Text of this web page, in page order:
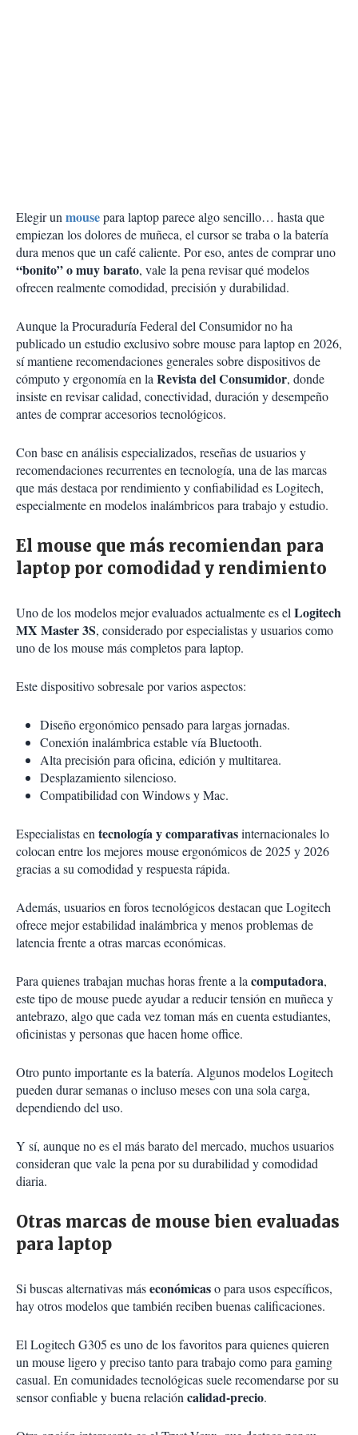
Elegir unmousepara laptop parece algo sencillo… hasta que
empiezan los dolores de muñeca, el cursor se traba o la batería
dura menos que un café caliente. Por eso, antes de comprar uno
“bonito” o muy barato, vale la pena revisar qué modelos
ofrecen realmente comodidad, precisión y durabilidad.
Aunque la Procuraduría Federal del Consumidor no ha
publicado un estudio exclusivo sobre mouse para laptop en 2026,
sí mantiene recomendaciones generales sobre dispositivos de
cómputo y ergonomía en laRevista del Consumidor, donde
insiste en revisar calidad, conectividad, duración y desempeño
antes de comprar accesorios tecnológicos.
Con base en análisis especializados, reseñas de usuarios y
recomendaciones recurrentes en tecnología, una de las marcas
que más destaca por rendimiento y confiabilidad es Logitech,
especialmente en modelos inalámbricos para trabajo y estudio.
El mouse que más recomiendan para
laptop por comodidad y rendimiento
Uno de los modelos mejor evaluados actualmente es elLogitech
MX Master 3S, considerado por especialistas y usuarios como
uno de los mouse más completos para laptop.
Este dispositivo sobresale por varios aspectos:
Diseño ergonómico pensado para largas jornadas.
Conexión inalámbrica estable vía Bluetooth.
Alta precisión para oficina, edición y multitarea.
Desplazamiento silencioso.
Compatibilidad con Windows y Mac.
Especialistas entecnología y comparativasinternacionales lo
colocan entre los mejores mouse ergonómicos de 2025 y 2026
gracias a su comodidad y respuesta rápida.
Además, usuarios en foros tecnológicos destacan que Logitech
ofrece mejor estabilidad inalámbrica y menos problemas de
latencia frente a otras marcas económicas.
Para quienes trabajan muchas horas frente a lacomputadora,
este tipo de mouse puede ayudar a reducir tensión en muñeca y
antebrazo, algo que cada vez toman más en cuenta estudiantes,
oficinistas y personas que hacen home office.
Otro punto importante es la batería. Algunos modelos Logitech
pueden durar semanas o incluso meses con una sola carga,
dependiendo del uso.
Y sí, aunque no es el más barato del mercado, muchos usuarios
consideran que vale la pena por su durabilidad y comodidad
diaria.
Otras marcas de mouse bien evaluadas
para laptop
Si buscas alternativas máseconómicaso para usos específicos,
hay otros modelos que también reciben buenas calificaciones.
El Logitech G305 es uno de los favoritos para quienes quieren
un mouse ligero y preciso tanto para trabajo como para gaming
casual. En comunidades tecnológicas suele recomendarse por su
sensor confiable y buena relacióncalidad-precio.